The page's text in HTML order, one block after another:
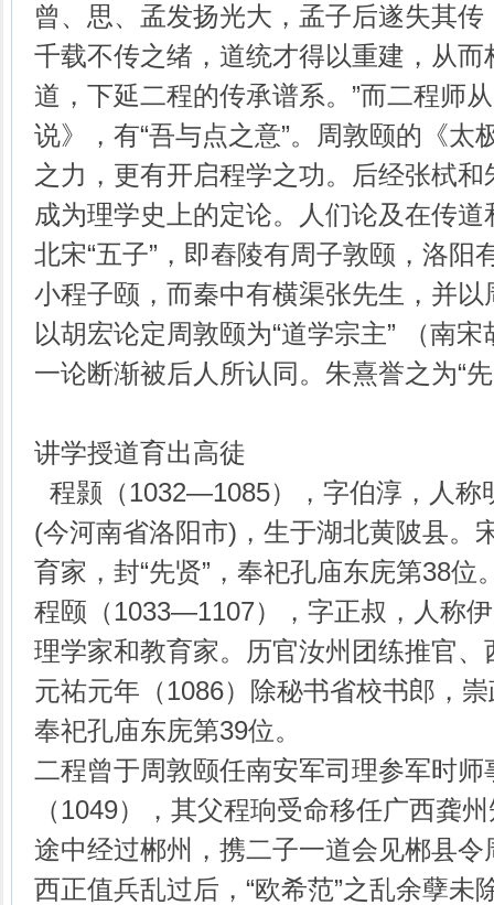
曾、思、孟发扬光大，孟子后遂失其传
千载不传之绪，道统才得以重建，从
道，下延二程的传承谱系。”而二程师
说》，有“吾与点之意”。周敦颐的《太
之力，更有开启程学之功。后经张栻
成为理学史上的定论。人们论及在传
北宋“五子”，即舂陵有周子敦颐，洛阳
小程子颐，而秦中有横渠张先生，并
以胡宏论定周敦颐为“道学宗主” （南
一论断渐被后人所认同。朱熹誉之为“先
讲学授道育出高徒
程颢（1032—1085），字伯淳，人称
(今河南省洛阳市)，生于湖北黄陂县。
育家，封“先贤”，奉祀孔庙东庑第38位
程颐（1033—1107），字正叔，人称
理学家和教育家。历官汝州团练推官
元祐元年（1086）除秘书省校书郎，崇
奉祀孔庙东庑第39位。
二程曾于周敦颐任南安军司理参军时
（1049），其父程珦受命移任广西龚
途中经过郴州，携二子一道会见郴县
西正值兵乱过后，“欧希范”之乱余孽未